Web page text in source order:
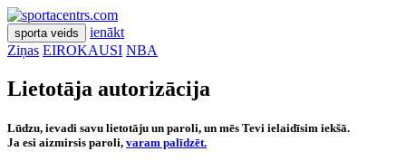
sporta veids
ienākt
Ziņas EIROKAUSI NBA
Lietotāja autorizācija
Lūdzu, ievadi savu lietotāju un paroli, un mēs Tevi ielaidīsim iekšā.
Ja esi aizmirsis paroli, varam palīdzēt.